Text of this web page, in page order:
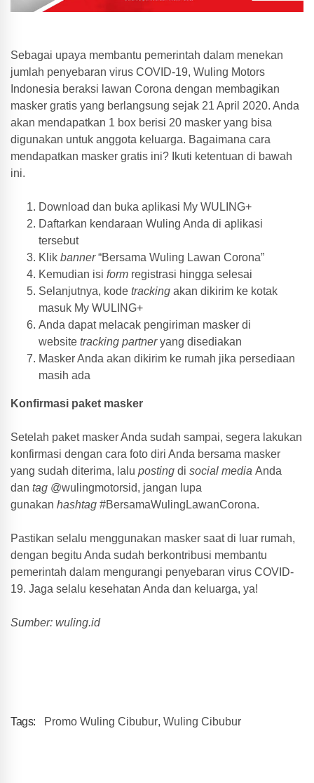
Sebagai upaya membantu pemerintah dalam menekan
jumlah penyebaran virus COVID-19, Wuling Motors
Indonesia beraksi lawan Corona dengan membagikan
masker gratis yang berlangsung sejak 21 April 2020. Anda
akan mendapatkan 1 box berisi 20 masker yang bisa
digunakan untuk anggota keluarga. Bagaimana cara
mendapatkan masker gratis ini? Ikuti ketentuan di bawah
ini.
Download dan buka aplikasi My WULING+
Daftarkan kendaraan Wuling Anda di aplikasi
tersebut
Klik banner“Bersama Wuling Lawan Corona”
Kemudian isi form registrasi hingga selesai
Selanjutnya, kode tracking akan dikirim ke kotak
masuk My WULING+
Anda dapat melacak pengiriman masker di
website tracking partneryang disediakan
Masker Anda akan dikirim ke rumah jika persediaan
masih ada
Konfirmasi paket masker
Setelah paket masker Anda sudah sampai, segera lakukan
konfirmasi dengan cara foto diri Anda bersama masker
yang sudah diterima, lalu posting di social media Anda
dan tag @wulingmotorsid, jangan lupa
gunakan hashtag #BersamaWulingLawanCorona.
Pastikan selalu menggunakan masker saat di luar rumah,
dengan begitu Anda sudah berkontribusi membantu
pemerintah dalam mengurangi penyebaran virus COVID-
19. Jaga selalu kesehatan Anda dan keluarga, ya!
Sumber: wuling.id
Tags: Promo Wuling Cibubur, Wuling Cibubur